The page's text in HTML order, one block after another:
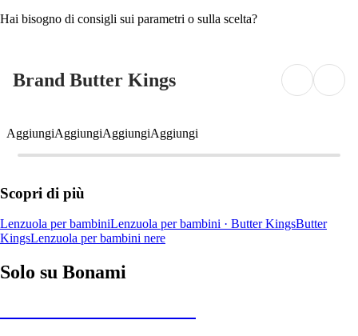
Hai bisogno di consigli sui parametri o sulla scelta?
Brand Butter Kings
AggiungiAggiungiAggiungiAggiungi
Scopri di più
Lenzuola per bambiniLenzuola per bambini · Butter KingsButter
KingsLenzuola per bambini nere
Solo su Bonami